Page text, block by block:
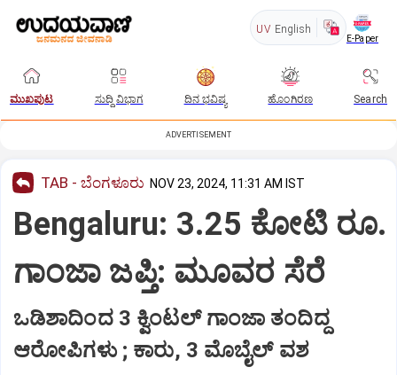
UV English
E-Paper
ಮುಖಪುಟ ಸುದ್ದಿ ವಿಭಾಗ ದಿನ ಭವಿಷ್ಯ ಹೊಂಗಿರಣ Search
ADVERTISEMENT
TAB - ಬೆಂಗಳೂರು NOV 23, 2024, 11:31 AM IST
Bengaluru: 3.25 ಕೋಟಿ ರೂ.
ಗಾಂಜಾ ಜಪ್ತಿ: ಮೂವರ ಸೆರೆ
ಒಡಿಶಾದಿಂದ 3 ಕ್ವಿಂಟಲ್‌ ಗಾಂಜಾ ತಂದಿದ್ದ
ಆರೋಪಿಗಳು ; ಕಾರು, 3 ಮೊಬೈಲ್‌ ವಶ